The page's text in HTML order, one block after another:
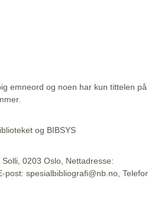
emneord og noen har kun tittelen
og BIBSYS
0203 Oslo, Nettadresse:
post: spesialbibliografi@nb.no,